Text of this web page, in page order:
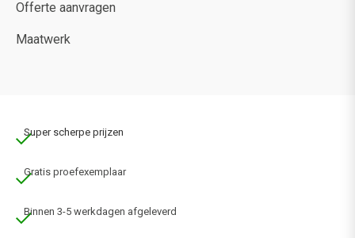
Offerte aanvragen
Maatwerk
Super scherpe prijzen
Gratis proefexemplaar
Binnen 3-5 werkdagen afgeleverd